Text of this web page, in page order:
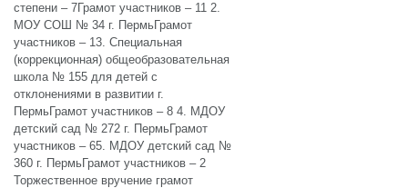
степени – 7Грамот участников – 11 2.
МОУ СОШ № 34 г. ПермьГрамот
участников – 13. Специальная
(коррекционная) общеобразовательная
школа № 155 для детей с
отклонениями в развитии г.
ПермьГрамот участников – 8 4. МДОУ
детский сад № 272 г. ПермьГрамот
участников – 65. МДОУ детский сад №
360 г. ПермьГрамот участников – 2
Торжественное вручение грамот